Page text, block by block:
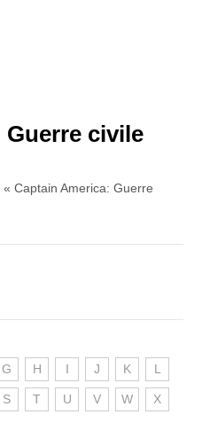
civile
Captain America: Guerre
G H I J K L
S T U V W X